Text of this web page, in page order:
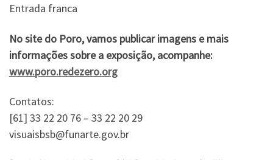
Entrada franca
No site do Poro, vamos publicar imagens e mais
informações sobre a exposição, acompanhe:
www.poro.redezero.org
Contatos:
[61] 33 22 20 76 – 33 22 20 29
visuaisbsb@funarte.gov.br